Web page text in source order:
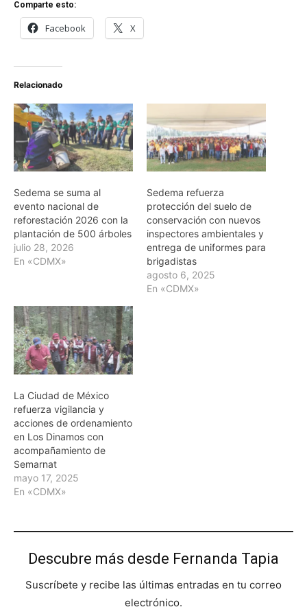
Comparte esto:
Facebook X
Relacionado
Sedema se suma al
evento nacional de
reforestación 2026 con la
plantación de 500 árboles
julio 28, 2026
En «CDMX»
Sedema refuerza
protección del suelo de
conservación con nuevos
inspectores ambientales y
entrega de uniformes para
brigadistas
agosto 6, 2025
En «CDMX»
La Ciudad de México
refuerza vigilancia y
acciones de ordenamiento
en Los Dinamos con
acompañamiento de
Semarnat
mayo 17, 2025
En «CDMX»
Descubre más desde Fernanda Tapia
Suscríbete y recibe las últimas entradas en tu correo
electrónico.